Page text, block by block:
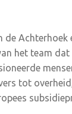
Achterhoek
het team
tot